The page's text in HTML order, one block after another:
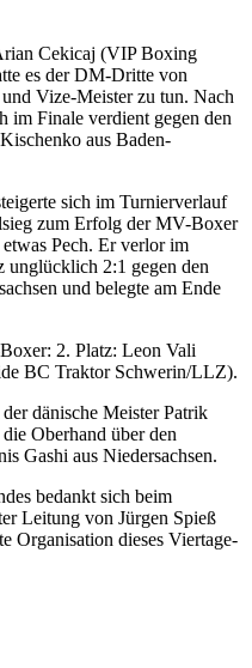
Cekicaj (VIP Boxing
es der DM-Dritte von
Vize-Meister zu tun. Nach
im Finale verdient gegen den
aus Baden-
sich im Turnierverlauf
zum Erfolg der MV-Boxer
Pech. Er verlor im
unglücklich 2:1 gegen den
und belegte am Ende
2. Platz: Leon Vali
BC Traktor Schwerin/LLZ).
dänische Meister Patrik
Oberhand über den
Gashi aus Niedersachsen.
bedankt sich beim
Leitung von Jürgen Spieß
Organisation dieses Viertage-